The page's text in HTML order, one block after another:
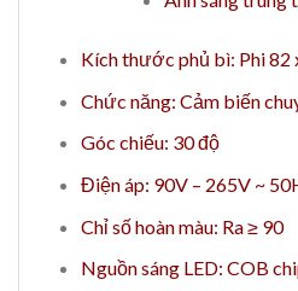
Kích thước phủ bì: Phi 82
Chức năng: Cảm biến
Góc chiếu: 30 độ
Điện áp: 90V – 265V ~
Chỉ số hoàn màu: Ra ≥ 90
Nguồn sáng LED: COB